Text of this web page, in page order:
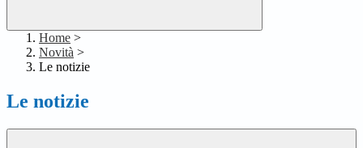
Home >
Novità >
Le notizie
Le notizie